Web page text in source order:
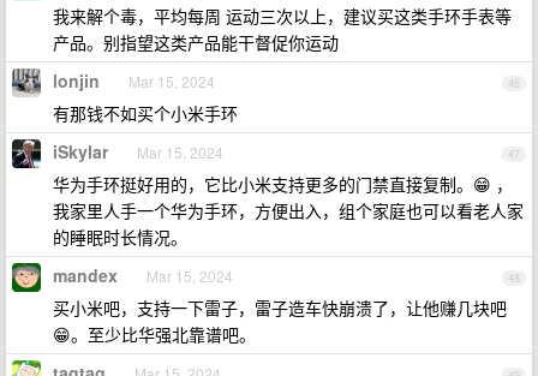
我来解个毒，平均每周 运动三次以上，建议买这类手环手表等
产品。别指望这类产品能干督促你运动
46
lonjin Mar 15, 2024
有那钱不如买个小米手环
47
iSkylar Mar 15, 2024
华为手环挺好用的，它比小米支持更多的门禁直接复制。😁 ，
我家里人手一个华为手环，方便出入，组个家庭也可以看老人家
的睡眠时长情况。
48
mandex Mar 15, 2024
买小米吧，支持一下雷子，雷子造车快崩溃了，让他赚几块吧
😁。至少比华强北靠谱吧。